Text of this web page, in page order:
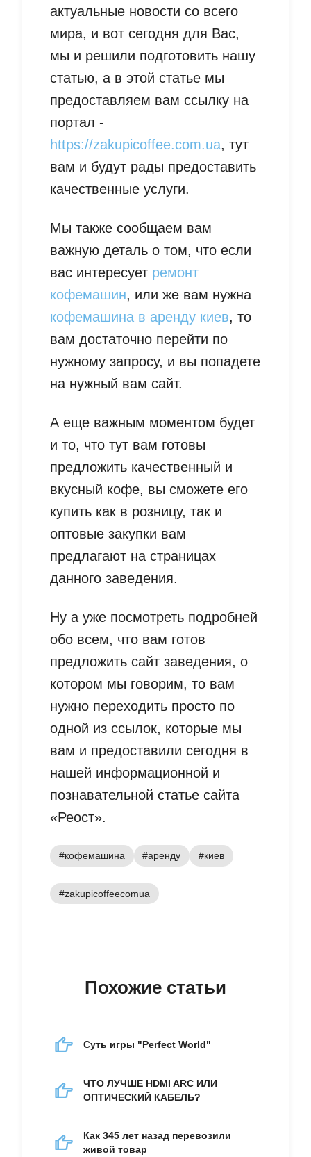
актуальные новости со всего
мира, и вот сегодня для Вас,
мы и решили подготовить нашу
статью, а в этой статье мы
предоставляем вам ссылку на
портал -
https://zakupicoffee.com.ua, тут
вам и будут рады предоставить
качественные услуги.
Мы также сообщаем вам
важную деталь о том, что если
вас интересует ремонт
кофемашин, или же вам нужна
кофемашина в аренду киев, то
вам достаточно перейти по
нужному запросу, и вы попадете
на нужный вам сайт.
А еще важным моментом будет
и то, что тут вам готовы
предложить качественный и
вкусный кофе, вы сможете его
купить как в розницу, так и
оптовые закупки вам
предлагают на страницах
данного заведения.
Ну а уже посмотреть подробней
обо всем, что вам готов
предложить сайт заведения, о
котором мы говорим, то вам
нужно переходить просто по
одной из ссылок, которые мы
вам и предоставили сегодня в
нашей информационной и
познавательной статье сайта
«Реост».
#кофемашина #аренду #киев
#zakupicoffeecomua
Похожие статьи
Суть игры "Perfect World"
ЧТО ЛУЧШЕ HDMI ARC ИЛИ
ОПТИЧЕСКИЙ КАБЕЛЬ?
Как 345 лет назад перевозили
живой товар